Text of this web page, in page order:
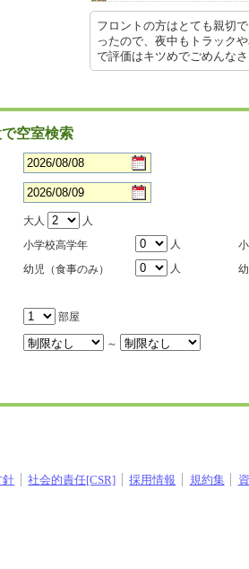
フロントの方はとても親切
ったので、夜中もトラック
で評価はキツめでごめんな
空室検索
大人
人
小学校高学年
人
幼児（食事のみ）
人
部屋
～
針 社会的責任[CSR] 採用情報 規約集